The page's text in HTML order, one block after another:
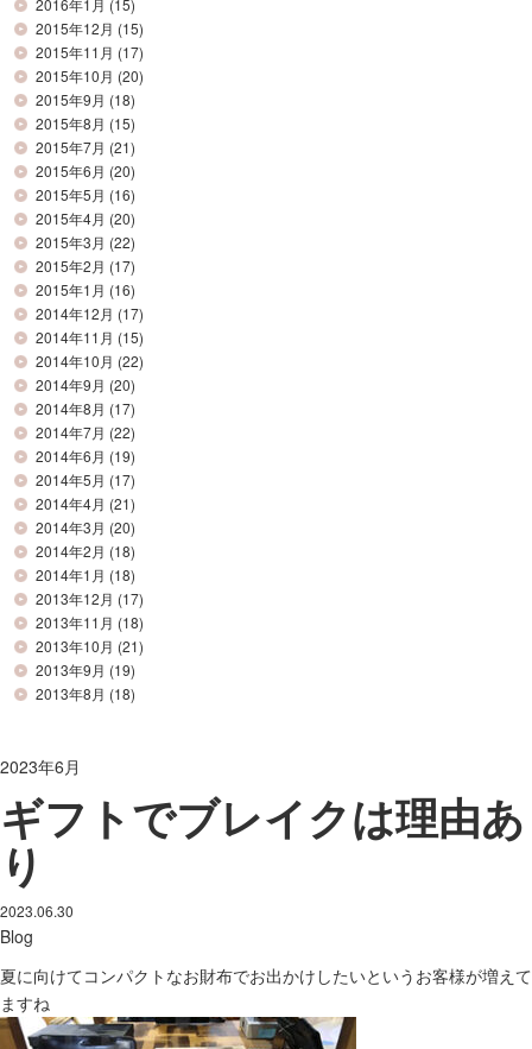
2015年12月 (15)
2015年11月 (17)
2015年10月 (20)
2015年9月 (18)
2015年8月 (15)
2015年7月 (21)
2015年6月 (20)
2015年5月 (16)
2015年4月 (20)
2015年3月 (22)
2015年2月 (17)
2015年1月 (16)
2014年12月 (17)
2014年11月 (15)
2014年10月 (22)
2014年9月 (20)
2014年8月 (17)
2014年7月 (22)
2014年6月 (19)
2014年5月 (17)
2014年4月 (21)
2014年3月 (20)
2014年2月 (18)
2014年1月 (18)
2013年12月 (17)
2013年11月 (18)
2013年10月 (21)
2013年9月 (19)
2013年8月 (18)
2023年6月
ギフトでブレイクは理由あ
り
2023.06.30
Blog
夏に向けてコンパクトなお財布でお出かけしたいというお客様が増えて
ますね